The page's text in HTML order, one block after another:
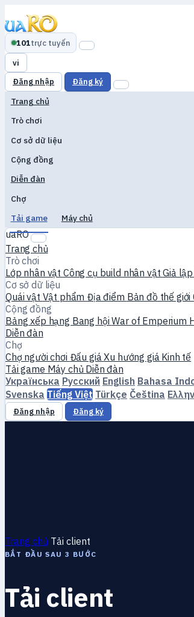
101trực tuyến
vi
Đăng nhập
Đăng ký
Trang chủ
Trò chơi
Cơ sở dữ liệu
Cộng đồng
Diễn đàn
Chợ
Tải game
Máy chủ
uaRO
Trang chủ
Trò chơi
Lớp nhân vật Công cụ build nhân vậtGiả
Cơ sở dữ liệu
Quái vật Vật phẩm Địa điểm Bản đồ thế giới
Cộng đồng
Bảng xếp hạng Bang hộiWar of Emperium
Diễn đàn
Chợ
Chợ người chơi Đấu giáXu hướng giá Kinh tế
Tải game Máy chủ Diễn đàn
Українська Русский English Bahasa
Svenska Tiếng Việt Türkçe Čeština
Đăng nhập Đăng ký
Trang chủ Tải client
BẮT ĐẦU SAU 3 BƯỚC
Tải client